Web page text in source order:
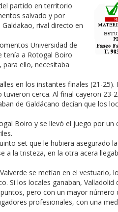
partido en territorio
salvado y por
rival directo en
Universidad de
tenía a Rotogal Boiro
ello, necesitaba
en los instantes finales (21-25).
cerca. Al final cayeron 23-
de Galdácano decían que los
Boiro y se llevó el juego por un
set que le hubiera asegurado
a la tristeza, en la otra acera
se metían en el vestuario,
Si los locales ganaban, Valladolid
pero con un mayor número
profesionales, con una